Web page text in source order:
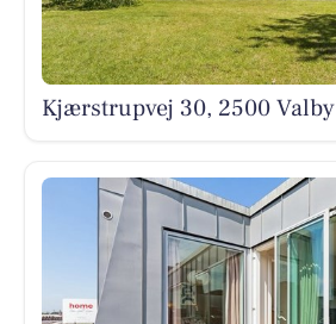
Kjærstrupvej 30, 2500 Valby